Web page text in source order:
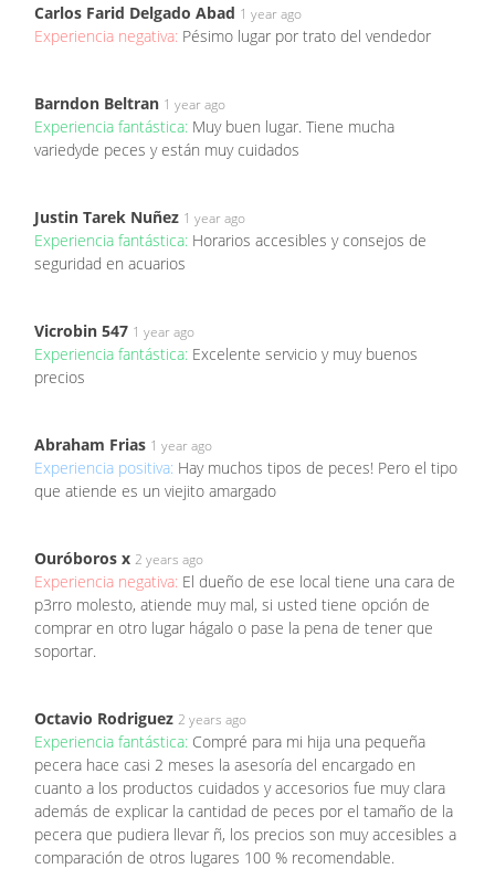
Carlos Farid Delgado Abad 1 year ago
Experiencia negativa: Pésimo lugar por trato del vendedor
Barndon Beltran 1 year ago
Experiencia fantástica: Muy buen lugar. Tiene mucha
variedyde peces y están muy cuidados
Justin Tarek Nuñez 1 year ago
Experiencia fantástica: Horarios accesibles y consejos de
seguridad en acuarios
Vicrobin 547 1 year ago
Experiencia fantástica: Excelente servicio y muy buenos
precios
Abraham Frias 1 year ago
Experiencia positiva: Hay muchos tipos de peces! Pero el tipo
que atiende es un viejito amargado
Ouróboros x 2 years ago
Experiencia negativa: El dueño de ese local tiene una cara de
p3rro molesto, atiende muy mal, si usted tiene opción de
comprar en otro lugar hágalo o pase la pena de tener que
soportar.
Octavio Rodriguez 2 years ago
Experiencia fantástica: Compré para mi hija una pequeña
pecera hace casi 2 meses la asesoría del encargado en
cuanto a los productos cuidados y accesorios fue muy clara
además de explicar la cantidad de peces por el tamaño de la
pecera que pudiera llevar ñ, los precios son muy accesibles a
comparación de otros lugares 100 % recomendable.